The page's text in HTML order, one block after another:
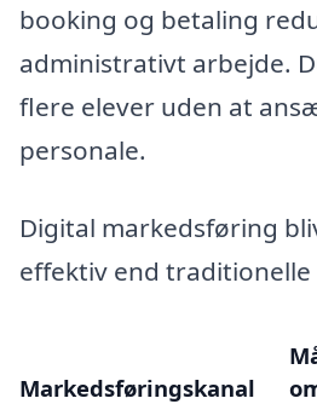
booking og betaling
administrativt arbejde.
flere elever uden at
personale.
Digital markedsføring
effektiv end
Markedsføringskanal